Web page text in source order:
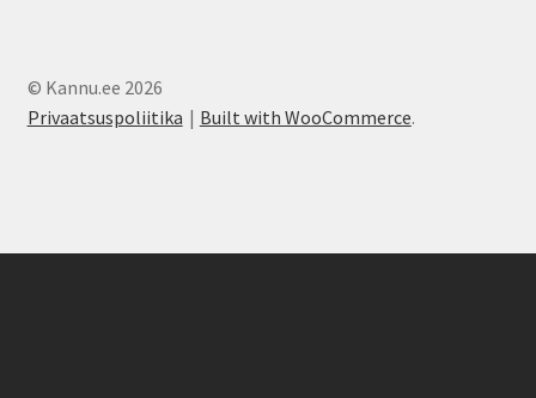
© Kannu.ee 2026
Privaatsuspoliitika
Built with WooCommerce.